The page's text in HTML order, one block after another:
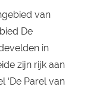
van
De
in
zijn rijk aan
‘De Parel van